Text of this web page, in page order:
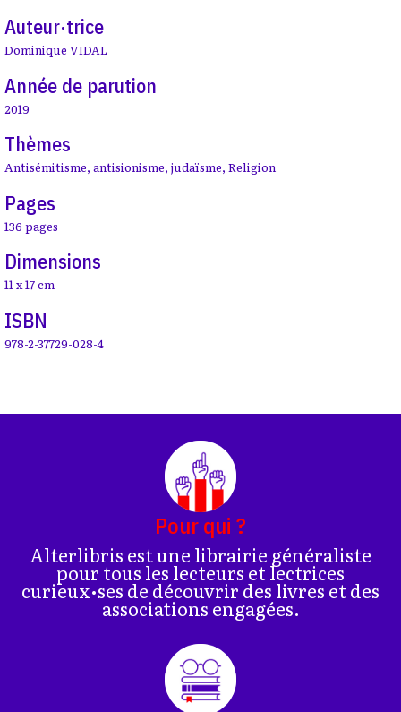
Auteur·trice
Dominique VIDAL
Année de parution
2019
Thèmes
Antisémitisme, antisionisme, judaïsme, Religion
Pages
136 pages
Dimensions
11 x 17 cm
ISBN
978-2-37729-028-4
Pour qui ?
Alterlibris est une librairie généraliste
pour tous les lecteurs et lectrices
curieux•ses de découvrir des livres et des
associations engagées.